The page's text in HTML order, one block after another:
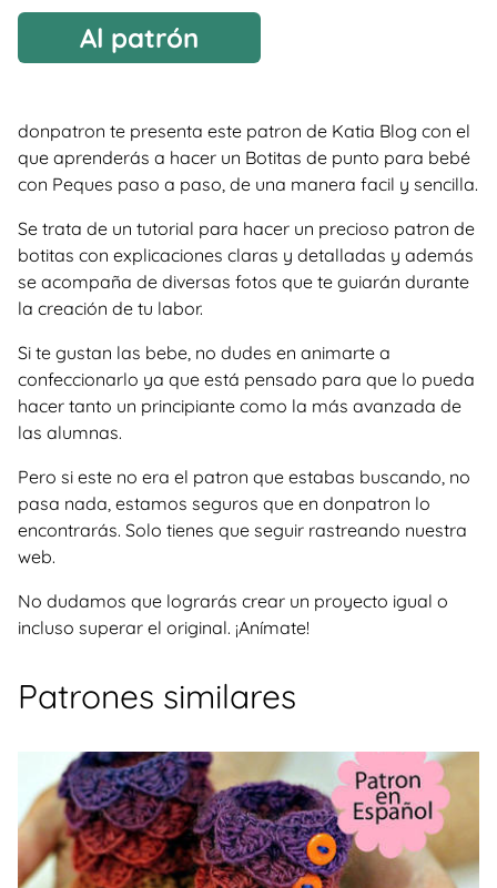
Al patrón
donpatron te presenta este patron de Katia Blog con el
que aprenderás a hacer un Botitas de punto para bebé
con Peques paso a paso, de una manera facil y sencilla.
Se trata de un tutorial para hacer un precioso patron de
botitas con explicaciones claras y detalladas y además
se acompaña de diversas fotos que te guiarán durante
la creación de tu labor.
Si te gustan las bebe, no dudes en animarte a
confeccionarlo ya que está pensado para que lo pueda
hacer tanto un principiante como la más avanzada de
las alumnas.
Pero si este no era el patron que estabas buscando, no
pasa nada, estamos seguros que en donpatron lo
encontrarás. Solo tienes que seguir rastreando nuestra
web.
No dudamos que lograrás crear un proyecto igual o
incluso superar el original. ¡Anímate!
Patrones similares